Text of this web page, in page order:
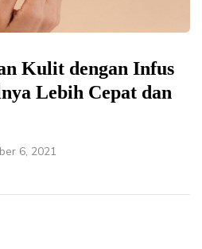
Kulit dengan Infus
Lebih Cepat dan
6, 2021